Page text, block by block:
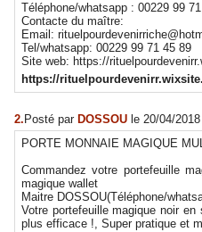
Téléphone/whatsapp : 00229 99
Contacte du maître:
Email:
Tel/whatsapp: 00229 99 71 45 89
Site web: https://
https://
2.Posté par DOSSOU le 20/04/
PORTE MONNAIE MAGIQUE
Commandez votre portefeuille
magique wallet
Maitre DOSSOU(Téléphone/
Votre portefeuille magique noir
plus efficace !, Super pratique et